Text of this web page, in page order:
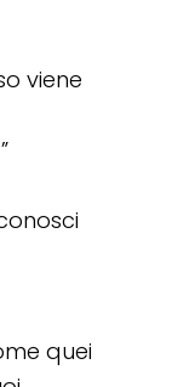
viene
quei